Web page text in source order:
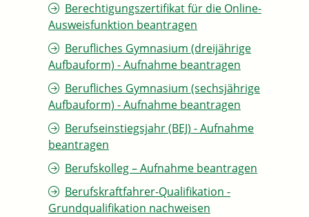
Berechtigungszertifikat für die Online-
Ausweisfunktion beantragen
Berufliches Gymnasium (dreijährige
Aufbauform) - Aufnahme beantragen
Berufliches Gymnasium (sechsjährige
Aufbauform) - Aufnahme beantragen
Berufseinstiegsjahr (BEJ) - Aufnahme
beantragen
Berufskolleg – Aufnahme beantragen
Berufskraftfahrer-Qualifikation -
Grundqualifikation nachweisen